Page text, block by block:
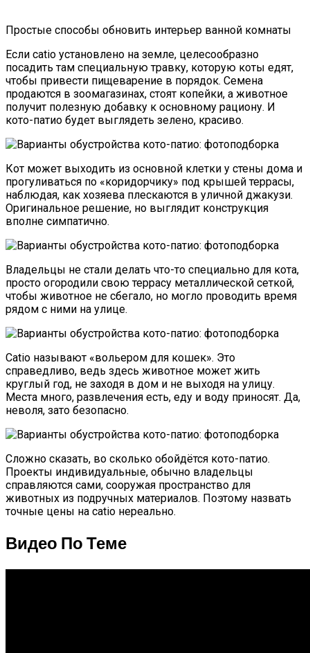
Простые способы обновить интерьер ванной комнаты
Если catio установлено на земле, целесообразно
посадить там специальную травку, которую коты едят,
чтобы привести пищеварение в порядок. Семена
продаются в зоомагазинах, стоят копейки, а животное
получит полезную добавку к основному рациону. И
кото-патио будет выглядеть зелено, красиво.
Кот может выходить из основной клетки у стены дома и
прогуливаться по «коридорчику» под крышей террасы,
наблюдая, как хозяева плескаются в уличной джакузи.
Оригинальное решение, но выглядит конструкция
вполне симпатично.
Владельцы не стали делать что-то специально для кота,
просто огородили свою террасу металлической сеткой,
чтобы животное не сбегало, но могло проводить время
рядом с ними на улице.
Catio называют «вольером для кошек». Это
справедливо, ведь здесь животное может жить
круглый год, не заходя в дом и не выходя на улицу.
Места много, развлечения есть, еду и воду приносят. Да,
неволя, зато безопасно.
Сложно сказать, во сколько обойдётся кото-патио.
Проекты индивидуальные, обычно владельцы
справляются сами, сооружая пространство для
животных из подручных материалов. Поэтому назвать
точные цены на catio нереально.
Видео По Теме